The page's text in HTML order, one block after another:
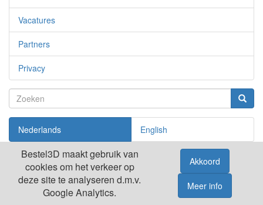
Bestel3D maakt gebruik van
cookies om het verkeer op
deze site te analyseren d.m.v.
Google Analytics.
Vacatures
Partners
Privacy
Zoeken
Nederlands English
Bestel3D.nl ©